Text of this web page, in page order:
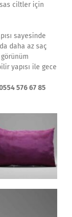
ciltler için
sayesinde
daha az saç
görünüm
yapısı ile gece
576 67 85